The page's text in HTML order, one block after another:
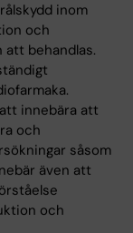
inom
och
att behandlas.
innebära att
och
såsom
även att
och